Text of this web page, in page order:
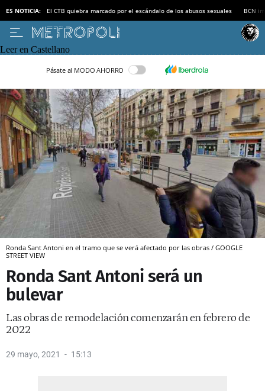
ES NOTICIA: El CTB quiebra marcado por el escándalo de los abusos sexuales BCN
Leer en Castellano
Pásate al MODO AHORRO
Ronda Sant Antoni en el tramo que se verá afectado por las obras / GOOGLE
STREET VIEW
Ronda Sant Antoni será un
bulevar
Las obras de remodelación comenzarán en febrero de
2022
29 mayo, 2021 15:13